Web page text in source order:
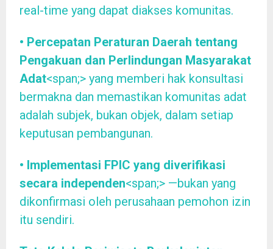
real-time yang dapat diakses komunitas.
• Percepatan Peraturan Daerah tentang
Pengakuan dan Perlindungan Masyarakat
Adat<span;> yang memberi hak konsultasi
bermakna dan memastikan komunitas adat
adalah subjek, bukan objek, dalam setiap
keputusan pembangunan.
• Implementasi FPIC yang diverifikasi
secara independen<span;> —bukan yang
dikonfirmasi oleh perusahaan pemohon izin
itu sendiri.